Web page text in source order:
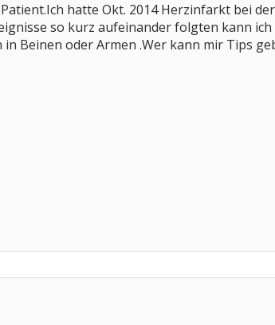
hatte Okt. 2014 Herzinfarkt bei
so kurz aufeinander folgten kann
Beinen oder Armen .Wer kann mir Tips